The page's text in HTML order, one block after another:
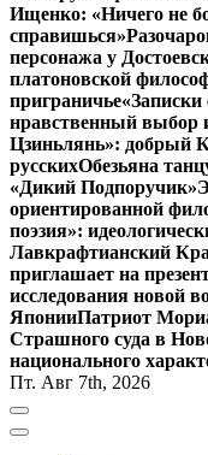
Ищенко: «Ничего не
справишься»
персонажа у
платоновской
приграничье
нравственный выбор
Цзиньлянь»: добрый
русскихОбезьяна
«Дикий Подпоручик»
ориентированной
поэзия»:
Лавкрафтианский
приглашает на
исследования новой
ЯпонииПатриот
Страшного суда в
национального
Пт. Авг 7th, 2026